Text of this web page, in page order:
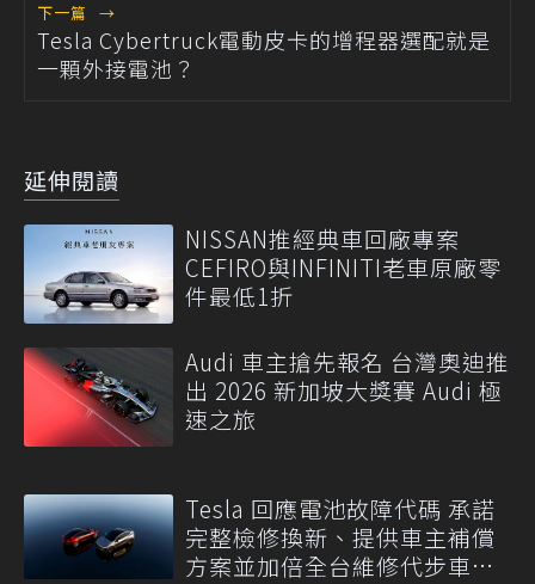
下一篇 →
Tesla Cybertruck電動皮卡的增程器選配就是
一顆外接電池？
延伸閱讀
NISSAN推經典車回廠專案
CEFIRO與INFINITI老車原廠零
件最低1折
Audi 車主搶先報名 台灣奧迪推
出 2026 新加坡大獎賽 Audi 極
速之旅
Tesla 回應電池故障代碼 承諾
完整檢修換新、提供車主補償
方案並加倍全台維修代步車數